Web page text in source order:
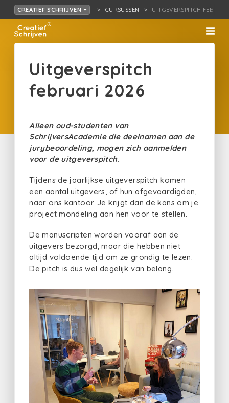
CREATIEF SCHRIJVEN CURSUSSEN UITGEVERSPITCH
Uitgeverspitch
februari 2026
Alleen oud-studenten van
SchrijversAcademie die deelnamen aan de
jurybeoordeling, mogen zich aanmelden
voor de uitgeverspitch.
Tijdens de jaarlijkse uitgeverspitch komen
een aantal uitgevers, of hun afgevaardigden,
naar ons kantoor. Je krijgt dan de kans om je
project mondeling aan hen voor te stellen.
De manuscripten worden vooraf aan de
uitgevers bezorgd, maar die hebben niet
altijd voldoende tijd om ze grondig te lezen.
De pitch is dus wel degelijk van belang.